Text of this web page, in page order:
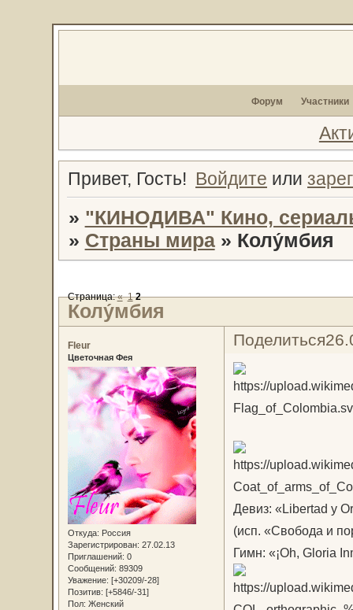
Форум Участники
Привет, Гость! Войдите или
» "КИНОДИВА" Кино,
» Страны мира » Колу́мбия
Колу́мбия
Страница:« 1 2
Поделиться
Fleur
Цветочная Фея
Откуда: Россия
Зарегистрирован: 27.02.13
Приглашений: 0
Сообщений: 89309
Уважение: [+30209/-28]
Позитив: [+5846/-31]
Пол: Женский
Девиз: «Libertad y
(исп. «Свобода и
Гимн: «¡Oh, Gloria